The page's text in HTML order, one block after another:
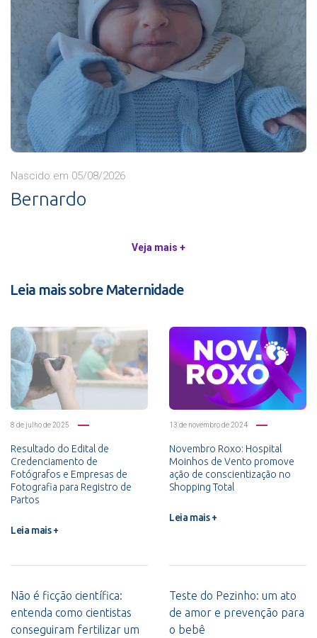
Nascido em 05/08/2026
Bernardo
Veja mais +
Leia mais sobre Maternidade
8 de julho de 2025
Resultado do Edital de
Credenciamento de
Fotógrafos e Empresas de
Fotografia para Registro de
Partos
Leia mais +
13 de novembro de 2024
Novembro Roxo: Hospital
Moinhos de Vento promove
ação de conscientização no
Shopping Total
Leia mais +
Não é ficção científica:
entenda como cientistas
conseguiram fertilizar um
Teste do Pezinho: um ato
de amor e prevenção para
o bebê